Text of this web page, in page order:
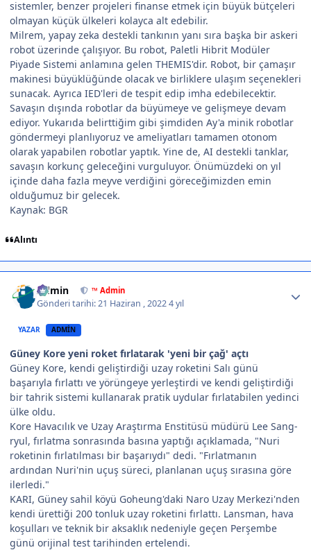
sistemler, benzer projeleri finanse etmek için büyük bütçeleri
olmayan küçük ülkeleri kolayca alt edebilir.
Milrem, yapay zeka destekli tankının yanı sıra başka bir askeri
robot üzerinde çalışıyor. Bu robot, Paletli Hibrit Modüler
Piyade Sistemi anlamına gelen THEMIS'dir. Robot, bir çamaşır
makinesi büyüklüğünde olacak ve birliklere ulaşım seçenekleri
sunacak. Ayrıca IED'leri de tespit edip imha edebilecektir.
Savaşın dışında robotlar da büyümeye ve gelişmeye devam
ediyor. Yukarıda belirttiğim gibi şimdiden Ay'a minik robotlar
göndermeyi planlıyoruz ve ameliyatları tamamen otonom
olarak yapabilen robotlar yaptık. Yine de, AI destekli tanklar,
savaşın korkunç geleceğini vurguluyor. Önümüzdeki on yıl
içinde daha fazla meyve verdiğini göreceğimizden emin
olduğumuz bir gelecek.
Kaynak: BGR
Alıntı
Admin ™ Admin
Gönderi tarihi:21 Haziran , 20224 yıl
YAZAR ADMIN
Güney Kore yeni roket fırlatarak 'yeni bir çağ' açtı
Güney Kore, kendi geliştirdiği uzay roketini Salı günü
başarıyla fırlattı ve yörüngeye yerleştirdi ve kendi geliştirdiği
bir tahrik sistemi kullanarak pratik uydular fırlatabilen yedinci
ülke oldu.
Kore Havacılık ve Uzay Araştırma Enstitüsü müdürü Lee Sang-
ryul, fırlatma sonrasında basına yaptığı açıklamada, "Nuri
roketinin fırlatılması bir başarıydı" dedi. "Fırlatmanın
ardından Nuri'nin uçuş süreci, planlanan uçuş sırasına göre
ilerledi."
KARI, Güney sahil köyü Goheung'daki Naro Uzay Merkezi'nden
kendi ürettiği 200 tonluk uzay roketini fırlattı. Lansman, hava
koşulları ve teknik bir aksaklık nedeniyle geçen Perşembe
günü orijinal test tarihinden ertelendi.